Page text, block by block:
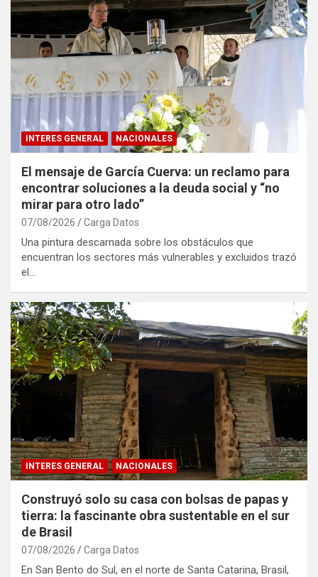
INTERES GENERAL NACIONALES
El mensaje de García Cuerva: un reclamo para
encontrar soluciones a la deuda social y “no
mirar para otro lado”
07/08/2026 Carga Datos
Una pintura descarnada sobre los obstáculos que
encuentran los sectores más vulnerables y excluidos trazó
el…
INTERES GENERAL NACIONALES
Construyó solo su casa con bolsas de papas y
tierra: la fascinante obra sustentable en el sur
de Brasil
07/08/2026 Carga Datos
En San Bento do Sul, en el norte de Santa Catarina, Brasil,